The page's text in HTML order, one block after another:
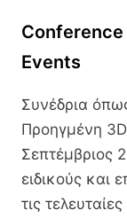
Events
Συνέδρια
Προηγμένη
Σεπτέμβριος
ειδικούς και
τις